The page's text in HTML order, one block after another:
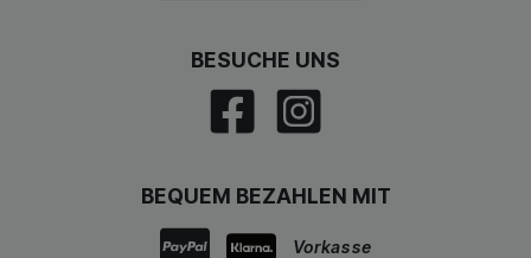
BESUCHE UNS
BEQUEM BEZAHLEN MIT
Vorkasse